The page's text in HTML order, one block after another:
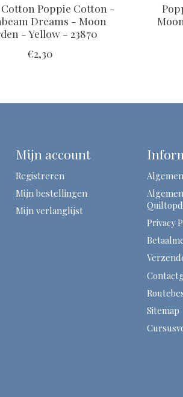
Poppie Cotton -
Dreams - Moon
- Yellow - 23870
€2,30
Mijn account
Registreren
Mijn bestellingen
Mijn verlanglijst
Privacy
Sitemap